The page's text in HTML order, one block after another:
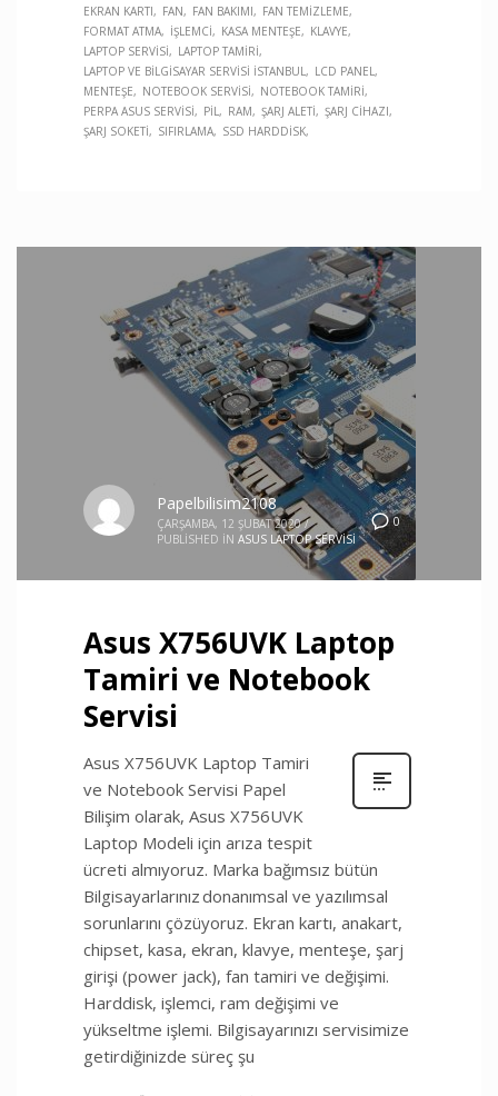
EKRAN KARTI
FAN FAN BAKIMI
FAN TEMIZLEME
FORMAT ATMA
İŞLEMCI KASA MENTEŞE
KLAVYE
LAPTOP SERVISI
LAPTOP TAMIRI
LAPTOP VE BILGISAYAR SERVISI İSTANBUL
LCD PANEL
MENTEŞE
NOTEBOOK SERVISI
NOTEBOOK TAMIRI
PERPA ASUS SERVISI
PIL RAM ŞARJ ALETI
ŞARJ CIHAZI
ŞARJ SOKETI
SIFIRLAMA SSD HARDDISK
0
Papelbilisim2108
ÇARŞAMBA, 12 ŞUBAT 2020 /
PUBLISHED IN ASUS LAPTOP SERVISI
Asus X756UVK Laptop
Tamiri ve Notebook
Servisi
Asus X756UVK Laptop Tamiri
ve Notebook Servisi Papel
Bilişim olarak, Asus X756UVK
Laptop Modeli için arıza tespit
ücreti almıyoruz. Marka bağımsız bütün
Bilgisayarlarınız donanımsal ve yazılımsal
sorunlarını çözüyoruz. Ekran kartı, anakart,
chipset, kasa, ekran, klavye, menteşe, şarj
girişi (power jack), fan tamiri ve değişimi.
Harddisk, işlemci, ram değişimi ve
yükseltme işlemi. Bilgisayarınızı servisimize
getirdiğinizde süreç şu